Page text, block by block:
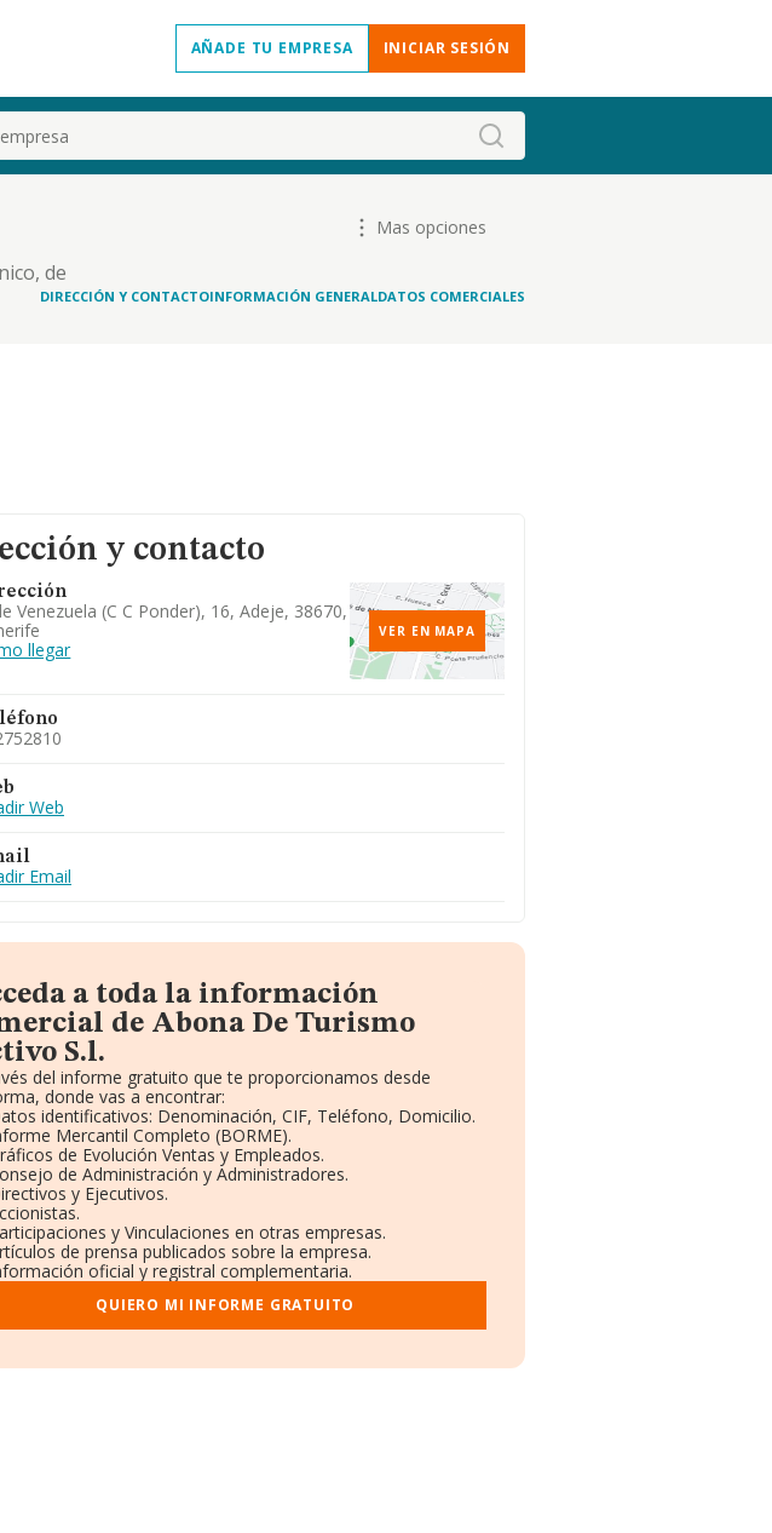
AÑADE TU EMPRESA INICIAR SESIÓN
de
Mas opciones
DIRECCIÓN Y CONTACTOINFORMACIÓN GENERALDATOS COMERCIALES
y contacto
Venezuela (c C Ponder), 16, Adeje, 38670,
llegar
VER EN MAPA
Web
Email
a toda la información
de Abona De Turismo
S.l.
del informe gratuito que te proporcionamos desde
donde vas a encontrar:
identificativos: Denominación, CIF, Teléfono, Domicilio.
Mercantil Completo (BORME).
de Evolución Ventas y Empleados.
de Administración y Administradores.
y Ejecutivos.
y Vinculaciones en otras empresas.
de prensa publicados sobre la empresa.
oficial y registral complementaria.
QUIERO MI INFORME GRATUITO